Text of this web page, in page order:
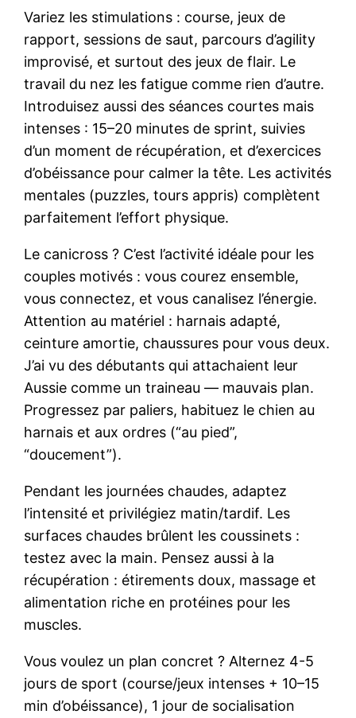
Variez les stimulations : course, jeux de
rapport, sessions de saut, parcours d’agility
improvisé, et surtout des jeux de flair. Le
travail du nez les fatigue comme rien d’autre.
Introduisez aussi des séances courtes mais
intenses : 15–20 minutes de sprint, suivies
d’un moment de récupération, et d’exercices
d’obéissance pour calmer la tête. Les activités
mentales (puzzles, tours appris) complètent
parfaitement l’effort physique.
Le canicross ? C’est l’activité idéale pour les
couples motivés : vous courez ensemble,
vous connectez, et vous canalisez l’énergie.
Attention au matériel : harnais adapté,
ceinture amortie, chaussures pour vous deux.
J’ai vu des débutants qui attachaient leur
Aussie comme un traineau — mauvais plan.
Progressez par paliers, habituez le chien au
harnais et aux ordres (“au pied”,
“doucement”).
Pendant les journées chaudes, adaptez
l’intensité et privilégiez matin/tardif. Les
surfaces chaudes brûlent les coussinets :
testez avec la main. Pensez aussi à la
récupération : étirements doux, massage et
alimentation riche en protéines pour les
muscles.
Vous voulez un plan concret ? Alternez 4-5
jours de sport (course/jeux intenses + 10–15
min d’obéissance), 1 jour de socialisation